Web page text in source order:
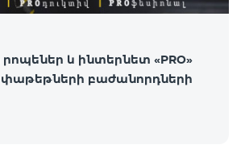
և ինտերնետ «PRO»
բաժանորդների